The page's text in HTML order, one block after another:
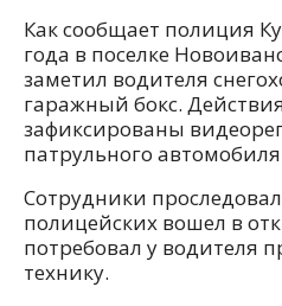
Как сообщает полиция
года в поселке
заметил водителя
гаражный бокс.
зафиксированы
патрульного
Сотрудники
полицейских вошел в
потребовал у водителя
технику.